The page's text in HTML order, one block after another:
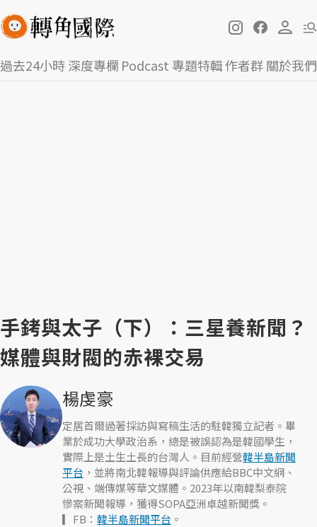
過去24小時深度專欄 Podcast 專題特輯作者群關於我們
手銬與太子（下）：三星養新聞？
媒體與財閥的赤裸交易
楊虔豪
定居首爾過著採訪與寫稿生活的駐韓獨立記者。畢
業於成功大學政治系，總是被誤認為是韓國學生，
實際上是土生土長的台灣人。目前經營韓半島新聞
平台 ，並將南北韓報導與評論供應給BBC中文網、
公視、端傳媒等華文媒體。2023年以南韓梨泰院
慘案新聞報導，獲得SOPA亞洲卓越新聞獎。
▎FB： 韓半島新聞平台 。